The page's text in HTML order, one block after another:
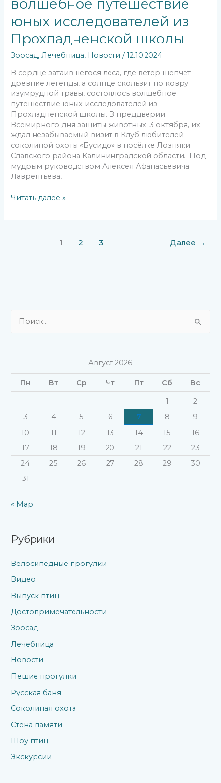
волшебное путешествие
юных исследователей из
Прохладненской школы
Зоосад,Лечебница, Новости /12.10.2024
В сердце затаившегося леса, где ветер шепчет
древние легенды, а солнце скользит по ковру
изумрудной травы, состоялось волшебное
путешествие юных исследователей из
Прохладненской школы. В преддверии
Всемирного дня защиты животных, 3 октября, их
ждал незабываемый визит в Клуб любителей
соколиной охоты «Бусидо» в посёлке Лозняки
Славского района Калининградской области. Под
мудрым руководством Алексея Афанасьевича
Лаврентьева,
Читать далее »
1 2 3 Далее →
:
Август 2026
Пн Вт Ср Чт Пт Сб Вс
1
2
3
4 5 6 7 8
9
10
11 12 13 14 15
16
17
18 19 20 21 22
23
24
25 26 27 28 29
30
31
« Мар
Рубрики
Велосипедные прогулки
Видео
Выпуск птиц
Достопримечательности
Зоосад
Лечебница
Новости
Пешие прогулки
Русская баня
Соколиная охота
Стена памяти
Шоу птиц
Экскурсии